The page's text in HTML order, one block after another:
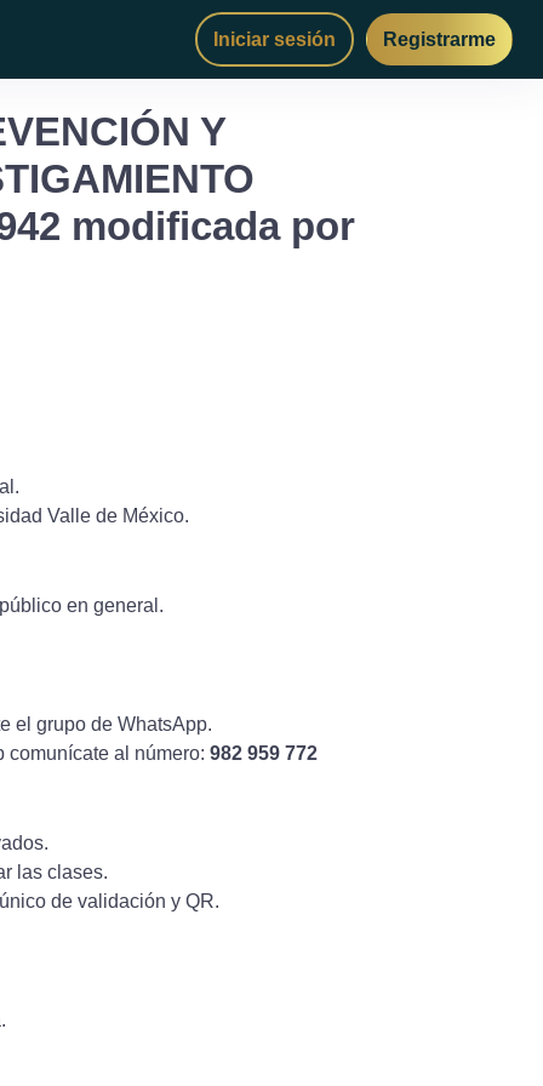
Iniciar sesión Registrarme
Y
modificada por
Valle de México.
en general.
el grupo de WhatsApp.
comunícate al número: 982 959 772
las clases.
de validación y QR.